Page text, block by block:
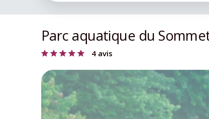
Parc aquatique du
4 avis